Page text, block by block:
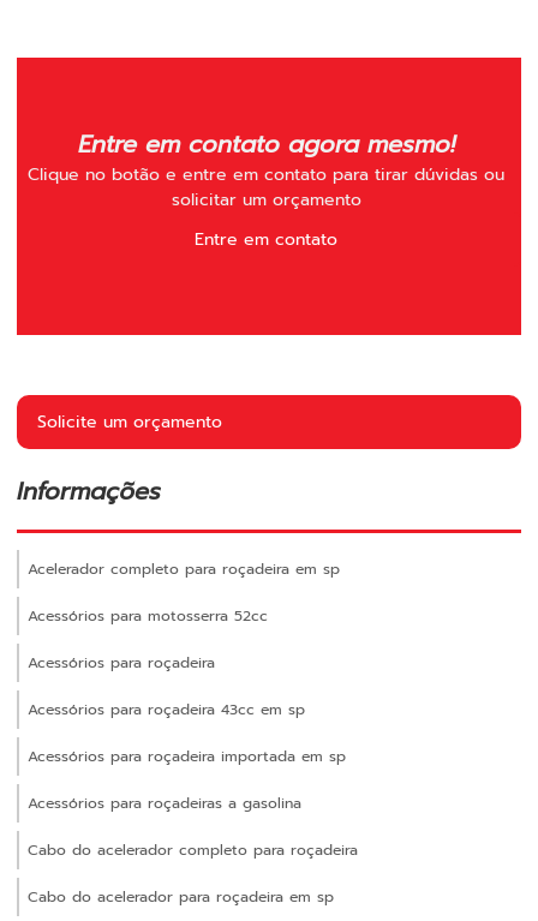
Entre em contato agora mesmo!
Clique no botão e entre em contato para tirar dúvidas ou
solicitar um orçamento
Entre em contato
Solicite um orçamento
Informações
Acelerador completo para roçadeira em sp
Acessórios para motosserra 52cc
Acessórios para roçadeira
Acessórios para roçadeira 43cc em sp
Acessórios para roçadeira importada em sp
Acessórios para roçadeiras a gasolina
Cabo do acelerador completo para roçadeira
Cabo do acelerador para roçadeira em sp